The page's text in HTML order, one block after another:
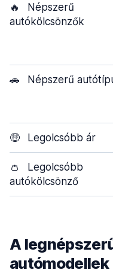
🔥
Népszerű
autókölcsönzők
🚗 Népszerű
🤑 Legolcsóbb ár
👛
Legolcsóbb
autókölcsönző
A
autómodellek